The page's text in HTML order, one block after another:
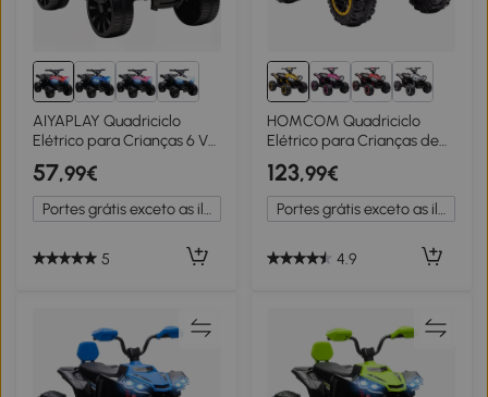
AIYAPLAY Quadriciclo
Elétrico para Crianças 6 V
Quadriciclo para Crianças
com Velocidade até 3 km/h
Faróis e Música 70x42x45
cm Vermelho
57,99€
Portes grátis exceto as ilhas
5
HOMCOM Quadriciclo
Elétrico para Crianças de
3-5 Anos Veículo Eléctrico a
Bateria 12V com 2 Motores
83x53x55,5 cm Amarelo
123,99€
Portes grátis exceto as ilhas
4.9